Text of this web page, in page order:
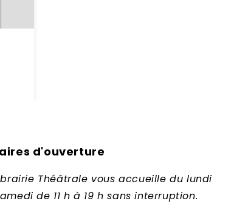
d'ouverture
Théâtrale vous accueille du lundi
de 11 h à 19 h sans interruption.